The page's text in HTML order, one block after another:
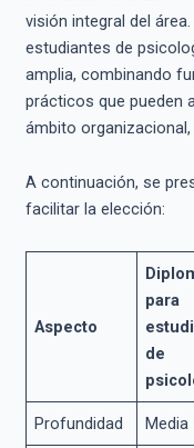
visión integral del
estudiantes de
amplia, combinando
prácticos que pueden
ámbito
A continuación, se
facilitar la elección:
Aspecto
para
de
Profundidad Media